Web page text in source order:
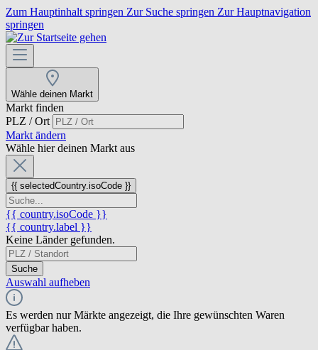
Zum Hauptinhalt springen Zur Suche springen Zur Hauptnavigation
springen
Wähle deinen Markt
Markt finden
PLZ / Ort
Markt ändern
Wähle hier deinen Markt aus
{{ selectedCountry.isoCode }}
{{ country.isoCode }}
{{ country.label }}
Keine Länder gefunden.
Suche
Auswahl aufheben
Es werden nur Märkte angezeigt, die Ihre gewünschten Waren
verfügbar haben.